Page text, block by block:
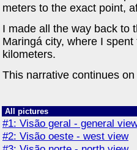
meters to the exact point,
I made all the way back to
Maringá city, where I
kilometers.
This narrative continues on
All pictures
#1: Visão geral - general
#2: Visão oeste - west view